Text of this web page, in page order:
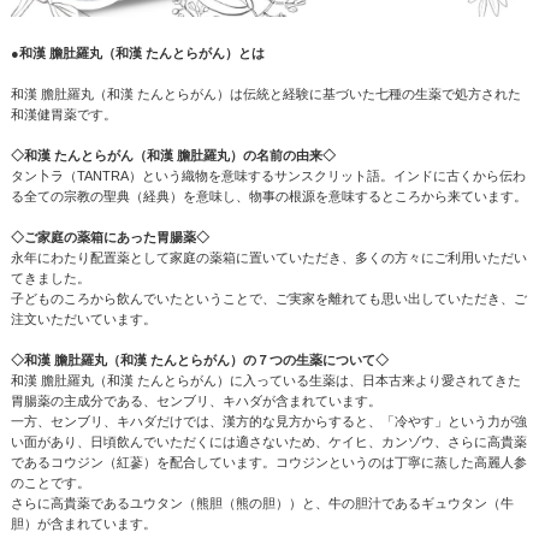
●和漢 膽肚羅丸（和漢 たんとらがん）とは
和漢 膽肚羅丸（和漢 たんとらがん）は伝統と経験に基づいた七種の生薬で処方された
和漢健胃薬です。
◇和漢 たんとらがん（和漢 膽肚羅丸）の名前の由来◇
タン卜ラ（TANTRA）という織物を意味するサンスクリット語。インドに古くから伝わ
る全ての宗教の聖典（経典）を意味し、物事の根源を意味するところから来ています。
◇ご家庭の薬箱にあった胃腸薬◇
永年にわたり配置薬として家庭の薬箱に置いていただき、多くの方々にご利用いただい
てきました。
子どものころから飲んでいたということで、ご実家を離れても思い出していただき、ご
注文いただいています。
◇和漢 膽肚羅丸（和漢 たんとらがん）の７つの生薬について◇
和漢 膽肚羅丸（和漢 たんとらがん）に入っている生薬は、日本古来より愛されてきた
胃腸薬の主成分である、センブリ、キハダが含まれています。
一方、センブリ、キハダだけでは、漢方的な見方からすると、「冷やす」という力が強
い面があり、日頃飲んでいただくには適さないため、ケイヒ、カンゾウ、さらに高貴薬
であるコウジン（紅蔘）を配合しています。コウジンというのは丁寧に蒸した高麗人参
のことです。
さらに高貴薬であるユウタン（熊胆（熊の胆））と、牛の胆汁であるギュウタン（牛
胆）が含まれています。